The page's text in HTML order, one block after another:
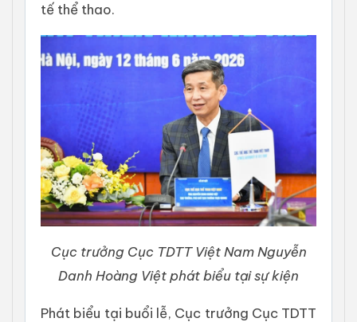
tế thể thao.
Cục trưởng Cục TDTT Việt Nam Nguyễn
Danh Hoàng Việt phát biểu tại sự kiện
Phát biểu tại buổi lễ, Cục trưởng Cục TDTT